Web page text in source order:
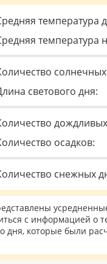
температура
температура
светового дня:
осадков:
снежных
с информацией о
дня, которые были